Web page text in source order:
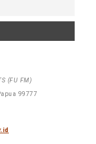
(FU FM)
99777